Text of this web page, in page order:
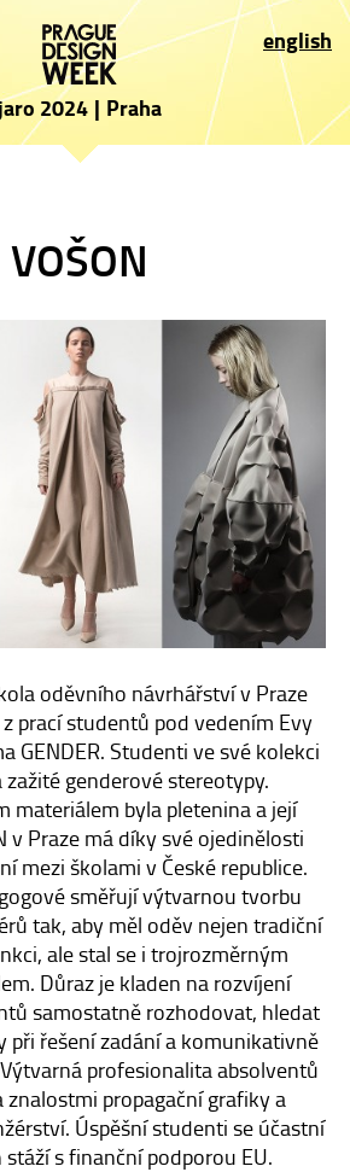
english
2024 | Praha
VOŠON
oděvního návrhářství v Praze
prací studentů pod vedením Evy
GENDER. Studenti ve své kolekci
zažité genderové stereotypy.
materiálem byla pletenina a její
v Praze má díky své ojedinělosti
mezi školami v České republice.
směřují výtvarnou tvorbu
tak, aby měl oděv nejen tradiční
ale stal se i trojrozměrným
Důraz je kladen na rozvíjení
samostatně rozhodovat, hledat
při řešení zadání a komunikativně
profesionalita absolventů
znalostmi propagační grafiky a
Úspěšní studenti se účastní
s finanční podporou EU.